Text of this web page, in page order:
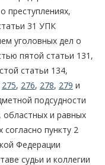
преступлениях,
31 УПК
уголовных дел о
пятой статьи 131,
статьи 134,
275, 276, 278, 279 и
подсудности
областных и равных
пункту 2
Федерации
судьи и коллегии